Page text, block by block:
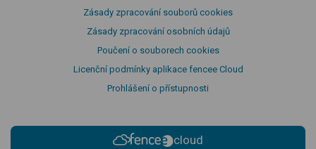
Zásady zpracování souborů cookies
Zásady zpracování osobních údajů
Poučení o souborech cookies
Licenční podmínky aplikace fencee Cloud
Prohlášení o přístupnosti
cloud